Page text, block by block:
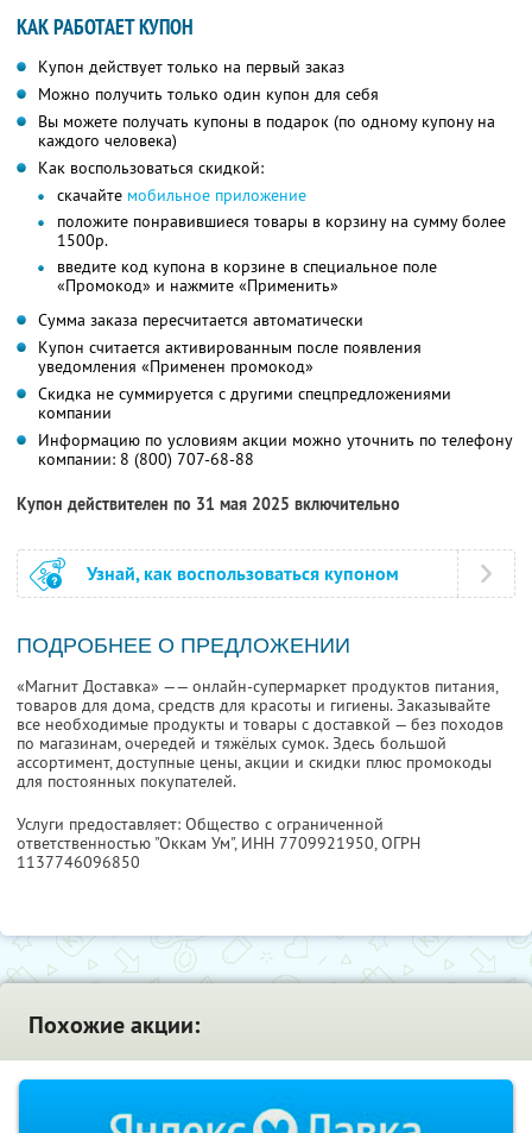
КАК РАБОТАЕТ КУПОН
Купон действует только на первый заказ
Можно получить только один купон для себя
Вы можете получать купоны в подарок (по одному купону на
каждого человека)
Как воспользоваться скидкой:
скачайте мобильное приложение
положите понравившиеся товары в корзину на сумму более
1500р.
введите код купона в корзине в специальное поле
«Промокод» и нажмите «Применить»
Сумма заказа пересчитается автоматически
Купон считается активированным после появления
уведомления «Применен промокод»
Скидка не суммируется с другими спецпредложениями
компании
Информацию по условиям акции можно уточнить по телефону
компании: 8 (800) 707-68-88
Купон действителен по 31 мая 2025 включительно
Узнай, как воспользоваться купоном
ПОДРОБНЕЕ О ПРЕДЛОЖЕНИИ
«Магнит Доставка» —— онлайн-супермаркет продуктов питания,
товаров для дома, средств для красоты и гигиены. Заказывайте
все необходимые продукты и товары с доставкой — без походов
по магазинам, очередей и тяжёлых сумок. Здесь большой
ассортимент, доступные цены, акции и скидки плюс промокоды
для постоянных покупателей.
Услуги предоставляет: Общество с ограниченной
ответственностью "Оккам Ум", ИНН 7709921950, ОГРН
1137746096850
Похожие акции: